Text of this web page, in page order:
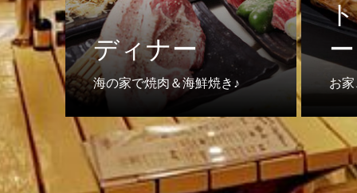
ディナー
海の家で焼肉＆海鮮焼き♪
ー
お